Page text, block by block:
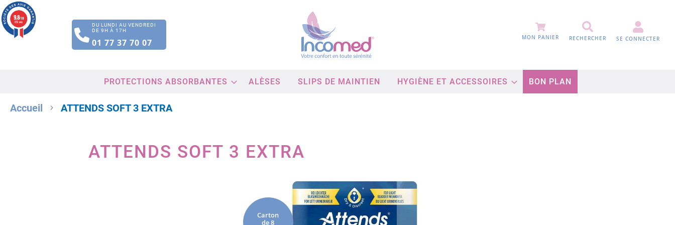
DU LUNDI AU VENDREDI
DE 9H À 17H
01 77 37 70 07 MON PANIER RECHERCHER SE CONNECTER
PROTECTIONS ABSORBANTES ALÈSES SLIPS DE MAINTIEN HYGIÈNE ET ACCESSOIRES BON PLAN
Accueil ATTENDS SOFT 3 EXTRA
ATTENDS SOFT 3 EXTRA
de
Carton
de 8
9.8/10
851 avis